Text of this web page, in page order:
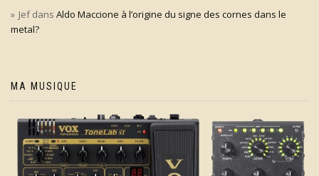
Jefdans Aldo Maccione à l’origine du signe des cornes dans le
metal?
MA MUSIQUE